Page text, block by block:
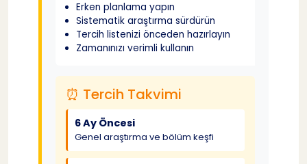
Erken planlama yapın
Sistematik araştırma sürdürün
Tercih listenizi önceden hazırlayın
Zamanınızı verimli kullanın
⏰ Tercih Takvimi
6 Ay Öncesi
Genel araştırma ve bölüm keşfi